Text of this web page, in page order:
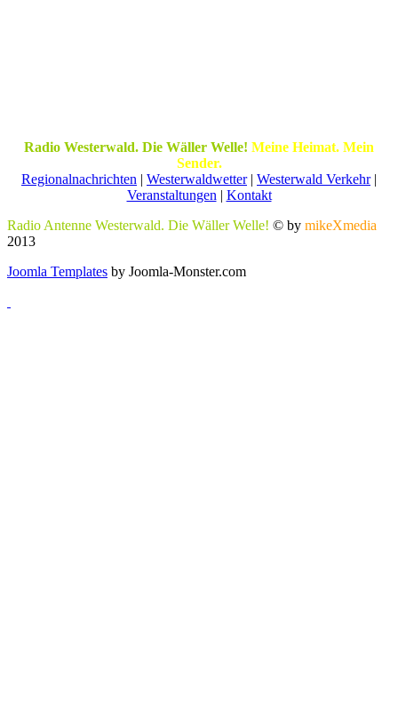
Radio Westerwald. Die Wäller Welle! Meine Heimat. Mein
Sender.
Regionalnachrichten | Westerwaldwetter| Westerwald Verkehr|
Veranstaltungen | Kontakt
Radio Antenne Westerwald. Die Wäller Welle! © by mikeXmedia
2013
Joomla Templates by Joomla-Monster.com